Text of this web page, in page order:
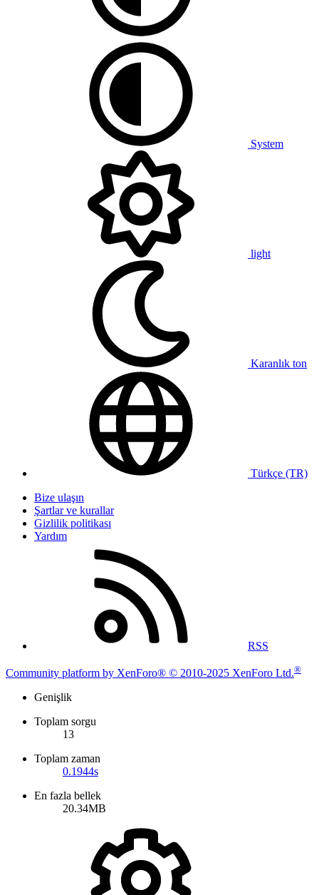
System
light
Karanlık ton
Türkçe (TR)
Bize ulaşın
Şartlar ve kurallar
Gizlilik politikası
Yardım
RSS
Community platform by XenForo® © 2010-2025 XenForo Ltd.®
Genişlik
Toplam sorgu
13
Toplam zaman
0.1944s
En fazla bellek
20.34MB